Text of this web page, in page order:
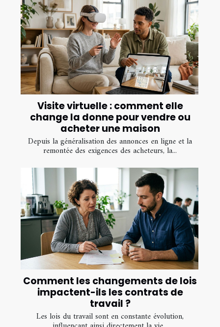
Visite virtuelle : comment elle
change la donne pour vendre ou
acheter une maison
Depuis la généralisation des annonces en ligne et la
remontée des exigences des acheteurs, la...
Comment les changements de lois
impactent-ils les contrats de
travail ?
Les lois du travail sont en constante évolution,